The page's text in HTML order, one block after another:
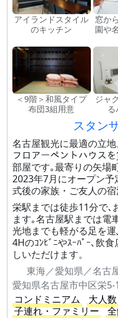
アイランドスタイル
のキッチン
窓か
園や
＜9階＞和風タイプ
布団3組用意
ジャ
スタン
名古屋観光に最適の立
フロアーペントハウス
部屋です｡最寄りの矢場
2023年7月にオープン
式後の家族・ご友人の宿
栄駅までは徒歩11分で､
ます｡名古屋駅までは電
光地までも軽がる足を
4Hのｺﾝﾋﾞﾆやｽｰﾊﾟｰ､飲
しいただけます。
東海／愛知県／名古
コンドミニアム
大人数
子連れ・ファミリー